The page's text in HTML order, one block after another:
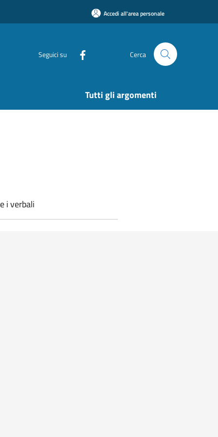
Accedi all'area personale
Seguici su Cerca
Tutti gli argomenti
i verbali